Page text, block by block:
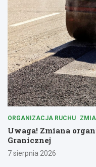
ORGANIZACJA RUCHU
Uwaga! Zmiana
Granicznej
7 sierpnia 2026